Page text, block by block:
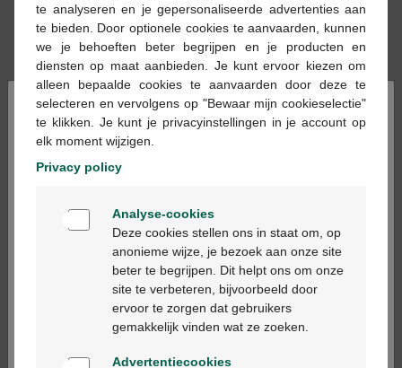
Bestellen
Geneesmiddelen met voorschrift kunnen
alleen in apotheken en op basis van een
medisch voorschrift worden verstrekt.
Productbeschrijving
Beschrijving
×
Bienvenue
Ga verder in het nederlands
Continuez en français
te analyseren en je gepersonaliseerde advertenties aan
te bieden. Door optionele cookies te aanvaarden, kunnen
we je behoeften beter begrijpen en je producten en
diensten op maat aanbieden. Je kunt ervoor kiezen om
alleen bepaalde cookies te aanvaarden door deze te
selecteren en vervolgens op "Bewaar mijn cookieselectie"
te klikken. Je kunt je privacyinstellingen in je account op
elk moment wijzigen.
Privacy policy
Analyse-cookies
Deze cookies stellen ons in staat om, op
anonieme wijze, je bezoek aan onze site
beter te begrijpen. Dit helpt ons om onze
site te verbeteren, bijvoorbeeld door
ervoor te zorgen dat gebruikers
gemakkelijk vinden wat ze zoeken.
Advertentiecookies